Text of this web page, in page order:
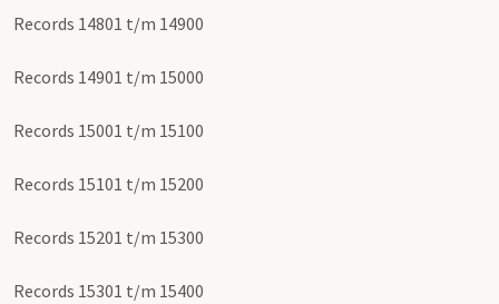
Records 14801 t/m 14900
Records 14901 t/m 15000
Records 15001 t/m 15100
Records 15101 t/m 15200
Records 15201 t/m 15300
Records 15301 t/m 15400